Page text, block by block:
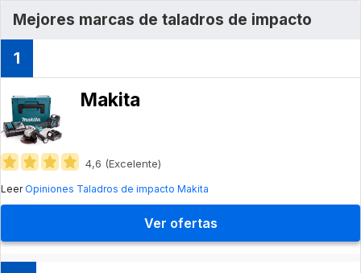
Mejores marcas de taladros de impacto
1
Makita
4,6 (Excelente)
LeerOpiniones Taladros de impacto Makita
Ver ofertas